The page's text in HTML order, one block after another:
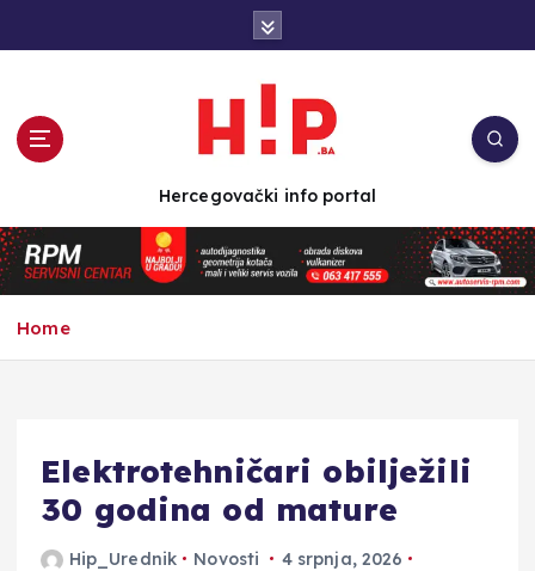
n
t
e
Hercegovački info portal
Home
Elektrotehničari obilježili
30 godina od mature
Hip_Urednik Novosti
4 srpnja, 2026